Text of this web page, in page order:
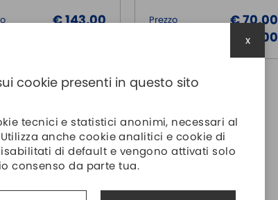
€ 143,00 Prezzo € 70,00
€ 70,00
cookie presenti in questo sito
tecnici e statistici anonimi, necessari al
anche cookie analitici e cookie di
di default e vengono attivati solo
consenso da parte tua.
x